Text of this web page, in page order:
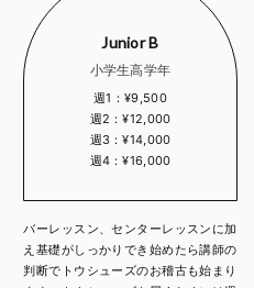
Junior B
小学生高学年
週1：¥9,500
週2：¥12,000
週3：¥14,000
週4：¥16,000
バーレッスン、センターレッスンに加
え基礎がしっかりでき始めたら講師の
判断でトウシューズのお稽古も始まり